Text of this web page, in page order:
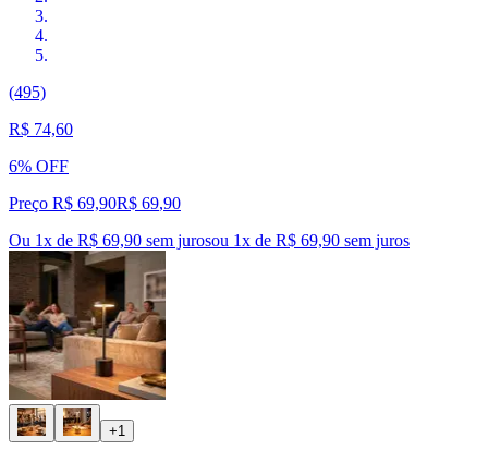
(495)
R$ 74,60
6% OFF
Preço R$ 69,90R$ 69,90
Ou 1x de R$ 69,90 sem jurosou 1x de R$ 69,90 sem juros
+1